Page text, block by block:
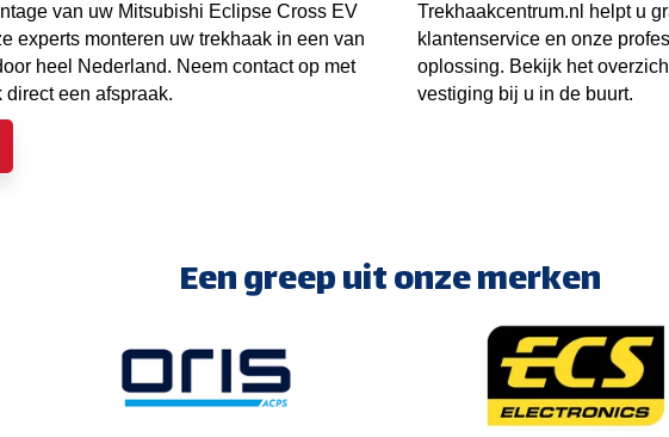
van uw Mitsubishi Eclipse Cross EV
experts monteren uw trekhaak in een van
heel Nederland. Neem contact op met
een afspraak.
Trekhaakcentrum.nl helpt u
klantenservice en onze
oplossing. Bekijk het
vestiging bij u in de buurt.
Een greep uit onze merken